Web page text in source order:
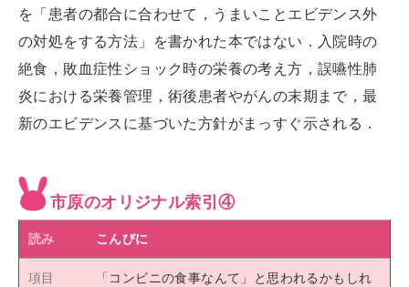
を「患者の都合に合わせて，うまいことエビデンス外
の対処をする方法」を書かれた本ではない．入院時の
絶食，敗血症性ショック時の栄養の考え方，誤嚥性肺
炎における栄養管理，術後患者やがんの末期まで，最
新のエビデンスに基づいた方針がまっすぐ示される．
市原のオリジナル索引④
こんびに
「コンビニの食事なんて」と思われるかもしれ